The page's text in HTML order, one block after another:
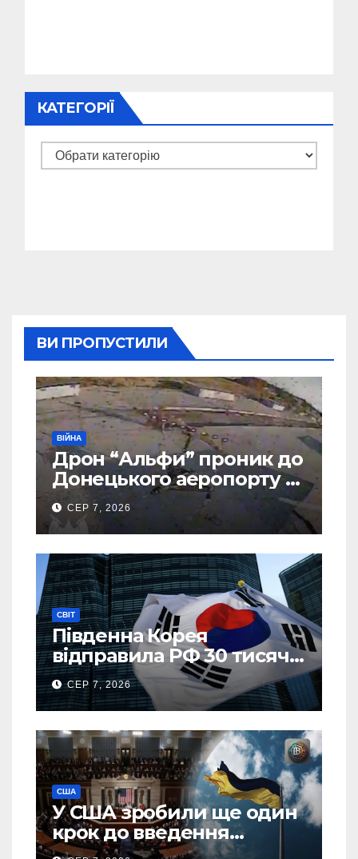
КАТЕГОРІЇ
Категорії
ВИ ПРОПУСТИЛИ
ВІЙНА
Дрон “Альфи” проник до
Донецького аеропорту та
спалив “Шахед” ще до
запуску
СЕР 7, 2026
СВІТ
Південна Корея
відправила РФ 30 тисяч
тонн авіапалива
СЕР 7, 2026
США
У США зробили ще один
крок до введення
“пекельних санкцій”